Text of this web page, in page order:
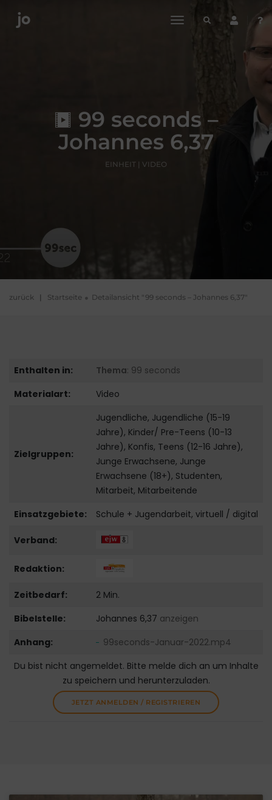
toggle
navigation
99 seconds –
Johannes 6,37
EINHEIT | VIDEO
zurück | Startseite Detailansicht "99 seconds – Johannes 6,37"
Enthalten in: Thema: 99 seconds
Materialart:
Video
Zielgruppen:
Jugendliche, Jugendliche (15-19
Jahre), Kinder/ Pre-Teens (10-13
Jahre), Konfis, Teens (12-16 Jahre),
Junge Erwachsene, Junge
Erwachsene (18+), Studenten,
Mitarbeit, Mitarbeitende
Einsatzgebiete:
Schule + Jugendarbeit, virtuell / digital
Verband:
Redaktion:
Zeitbedarf:
2 Min.
Bibelstelle:
Johannes 6,37 anzeigen
Anhang:
99seconds-Januar-2022.mp4
Du bist nicht angemeldet. Bitte melde dich an um Inhalte
zu speichern und herunterzuladen.
JETZT ANMELDEN / REGISTRIEREN